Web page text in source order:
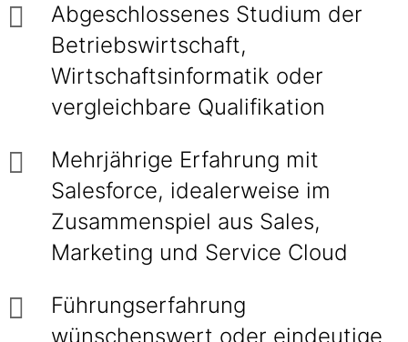
Abgeschlossenes Studium der
Betriebswirtschaft,
Wirtschaftsinformatik oder
vergleichbare Qualifikation
Mehrjährige Erfahrung mit
Salesforce, idealerweise im
Zusammenspiel aus Sales,
Marketing und Service Cloud
Führungserfahrung
wünschenswert oder eindeutige